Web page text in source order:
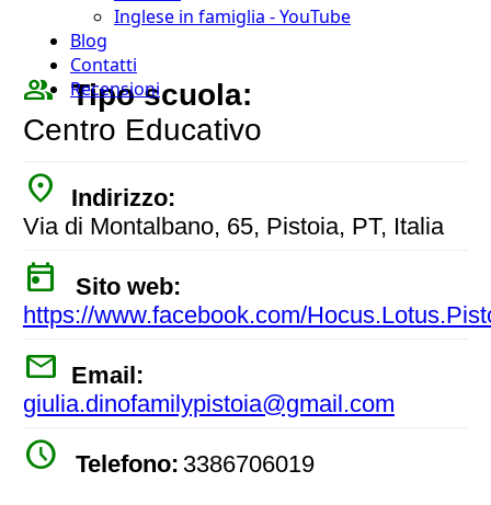
Inglese in famiglia - YouTube
Blog
Contatti
Recensioni
people_outline Tipo scuola:
Centro Educativo
place
Indirizzo:
Via di Montalbano, 65, Pistoia, PT, Italia
today
Sito web:
https://www.facebook.com/
mail Email:
giulia.dinofamilypistoia@gmail.com
watch_later Telefono: 3386706019